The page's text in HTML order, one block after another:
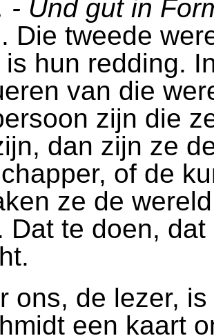
- Und gut in
Die tweede
is hun redding.
van die
zijn die
dan zijn ze
of de
ze de
Dat te doen,
ons, de lezer,
een kaart